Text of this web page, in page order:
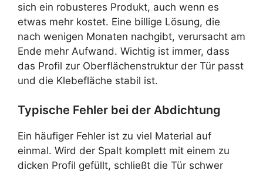
sich ein robusteres Produkt, auch wenn es
etwas mehr kostet. Eine billige Lösung, die
nach wenigen Monaten nachgibt, verursacht am
Ende mehr Aufwand. Wichtig ist immer, dass
das Profil zur Oberflächenstruktur der Tür passt
und die Klebefläche stabil ist.
Typische Fehler bei der Abdichtung
Ein häufiger Fehler ist zu viel Material auf
einmal. Wird der Spalt komplett mit einem zu
dicken Profil gefüllt, schließt die Tür schwer